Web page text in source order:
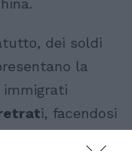
dei soldi
la
immigrati
i, facendosi